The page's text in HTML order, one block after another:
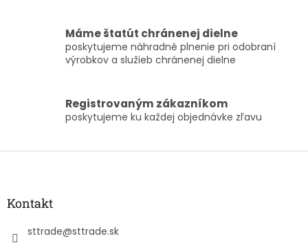
Máme štatút chránenej dielne
poskytujeme náhradné plnenie pri odobraní
výrobkov a služieb chránenej dielne
Registrovaným zákazníkom
poskytujeme ku každej objednávke zľavu
Z
Kontakt
sttrade@sttrade.sk